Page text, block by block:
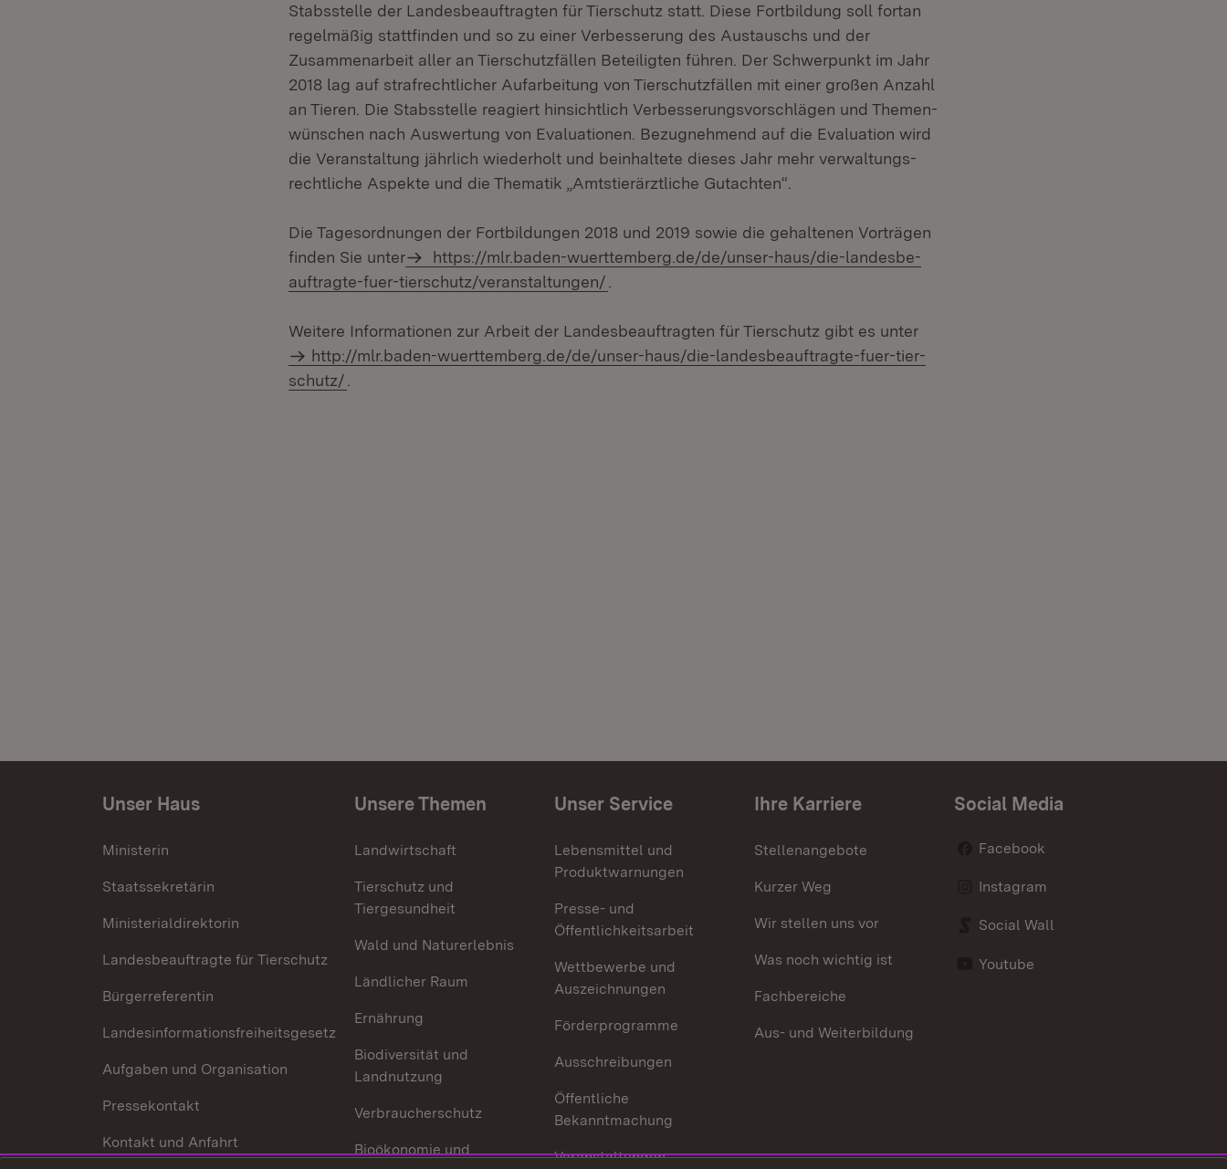
Stabsstelle der Landesbeauftragten für Tierschutz statt. Diese Fortbildung soll fortan
regelmäßig stattfinden und so zu einer Verbesserung des Austauschs und der
Zusammenarbeit aller an Tierschutzfällen Beteiligten führen. Der Schwerpunkt im Jahr
2018 lag auf strafrechtlicher Aufarbeitung von Tierschutzfällen mit einer großen Anzahl
an Tieren. Die Stabsstelle reagiert hinsichtlich Verbesserungsvorschlägen und Themen-
wünschen nach Auswertung von Evaluationen. Bezugnehmend auf die Evaluation wird
die Veranstaltung jährlich wiederholt und beinhaltete dieses Jahr mehr verwaltungs-
rechtliche Aspekte und die Thematik „Amtstierärztliche Gutachten“.
Die Tagesordnungen der Fortbildungen 2018 und 2019 sowie die gehaltenen Vorträgen
finden Sie unter
https://mlr.baden-wuerttemberg.de/de/unser-haus/die-landesbe-
auftragte-fuer-tierschutz/veranstaltungen/
Weitere Informationen zur Arbeit der Landesbeauftragten für Tierschutz gibt es unter
http://mlr.baden-wuerttemberg.de/de/unser-haus/die-landesbeauftragte-fuer-tier-
schutz/
Unser Haus
Ministerin
Staatssekretärin
Ministerialdirektorin
Landesbeauftragte für Tierschutz
Bürgerreferentin
Landesinformationsfreiheitsgesetz
Aufgaben und Organisation
Pressekontakt
Kontakt und Anfahrt
Unsere Themen
Landwirtschaft
Tierschutz und
Tiergesundheit
Wald und Naturerlebnis
Ländlicher Raum
Ernährung
Biodiversität und
Landnutzung
Verbraucherschutz
Bioökonomie und
Unser Service
Lebensmittel und
Produktwarnungen
Presse- und
Öffentlichkeitsarbeit
Wettbewerbe und
Auszeichnungen
Förderprogramme
Ausschreibungen
Öffentliche
Bekanntmachung
Veranstaltungen
Ihre Karriere
Stellenangebote
Kurzer Weg
Wir stellen uns vor
Was noch wichtig ist
Fachbereiche
Aus- und Weiterbildung
Social Media
Facebook
Instagram
Social Wall
Youtube